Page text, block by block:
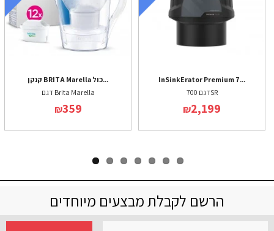
קנקן BRITA Marella כול...
דגם Brita Marella
₪359
InSinkErator Premium 7...
דגם 700SR
₪2,199
הרשם לקבלת מבצעים מיוחדים